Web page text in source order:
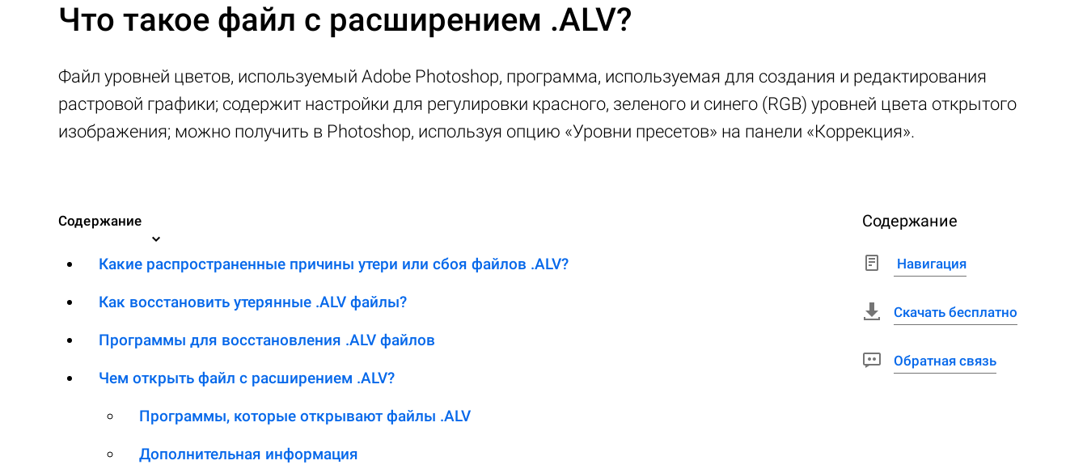
Что такое файл с расширением .ALV?
Файл уровней цветов, используемый Adobe Photoshop, программа, используемая для создания и редактирования
растровой графики; содержит настройки для регулировки красного, зеленого и синего (RGB) уровней цвета открытого
изображения; можно получить в Photoshop, используя опцию «Уровни пресетов» на панели «Коррекция».
Содержание
Какие распространенные причины утери или сбоя файлов .ALV?
Как восстановить утерянные .ALV файлы?
Программы для восстановления .ALV файлов
Чем открыть файл с расширением .ALV?
Программы, которые открывают файлы .ALV
Дополнительная информация
Содержание
Навигация
Скачать бесплатно
Обратная связь